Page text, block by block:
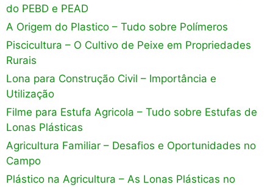
do PEBD e PEAD
A Origem do Plastico – Tudo sobre Polímeros
Piscicultura – O Cultivo de Peixe em Propriedades
Rurais
Lona para Construção Civil – Importância e
Utilização
Filme para Estufa Agricola – Tudo sobre Estufas de
Lonas Plásticas
Agricultura Familiar – Desafios e Oportunidades no
Campo
Plástico na Agricultura – As Lonas Plásticas no